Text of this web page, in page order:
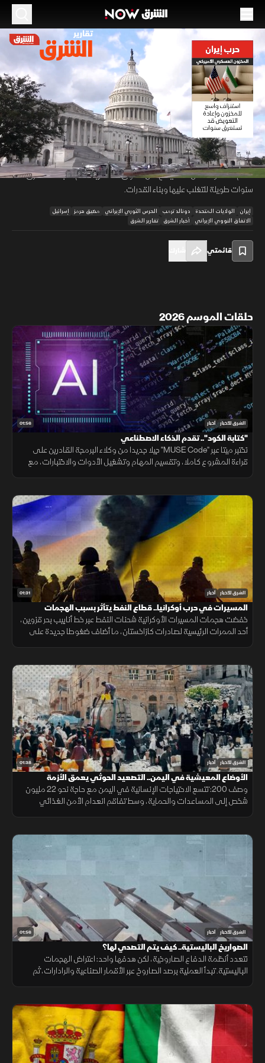
00:12/01:36
حرب إيران.. المخزون العسكري الأميركي
27 يونيو 2026 أخبار
تقارير الشرق
تواجه المنظومة الدفاعية في أميركا تحديات معقدة ترتبط بالوقت اللازم
لتعويض النقص الحاد في الصواريخ المتطورة والمنظومات الحمائية التي
استهلكت بالعمليات العسكرية، ويتزامن هذا العجز مع استمرار الالتزامات الدولية
لدعم حلفاء واشنطن، مما يضع أمن السوق العسكرية أمام عقبات تستغرق
سنوات طويلة للتغلب عليها وبناء القدرات.
إيران الولايات المتحدة دونالد ترمب الحرس الثوري الإيراني مضيق هرمز إسرائيل
الاتفاق النووي الإيراني
أخبار الشرق تقارير الشرق
قائمتي
حلقات الموسم 2026
01:56 الشرق للأخبار أخبار
"كتابة الكود".. تقدم الذكاء الاصطناعي
تختبر ميتا عبر "MUSE Code" جيلا جديدا من وكلاء البرمجة القادرين على
قراءة المشروع كاملا، وتقسيم المهام وتشغيل الأدوات والاختبارات، مع
01:31 الشرق للأخبار أخبار
المسيرات في حرب أوكرانيا.. قطاع النفط يتأثر بسبب الهجمات
خفضت هجمات المسيرات الأوكرانية شحنات النفط عبر خط أنابيب بحر قزوين،
أحد الممرات الرئيسية لصادرات كازاخستان، ما أضاف ضغوطا جديدة على
01:38 الشرق للأخبار أخبار
الأوضاع المعيشية في اليمن.. التصعيد الحوثي يعمق الأزمة
وصف 200: تتسع الاحتياجات الإنسانية في اليمن مع حاجة نحو 22 مليون
شخص إلى المساعدات والحماية، وسط تفاقم انعدام الأمن الغذائي
01:56 الشرق للأخبار أخبار
الصواريخ الباليستية.. كيف يتم التصدي لها؟
تتعدد أنظمة الدفاع الصاروخية، لكن هدفها واحد: اعتراض الهجمات
الباليستية. تبدأ العملية برصد الصاروخ عبر الأقمار الصناعية والرادارات، ثم